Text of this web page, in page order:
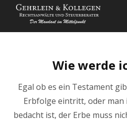
Wie werde
Egal ob es ein Testament
Erbfolge eintritt, oder man
bedacht ist, der Erbe muss